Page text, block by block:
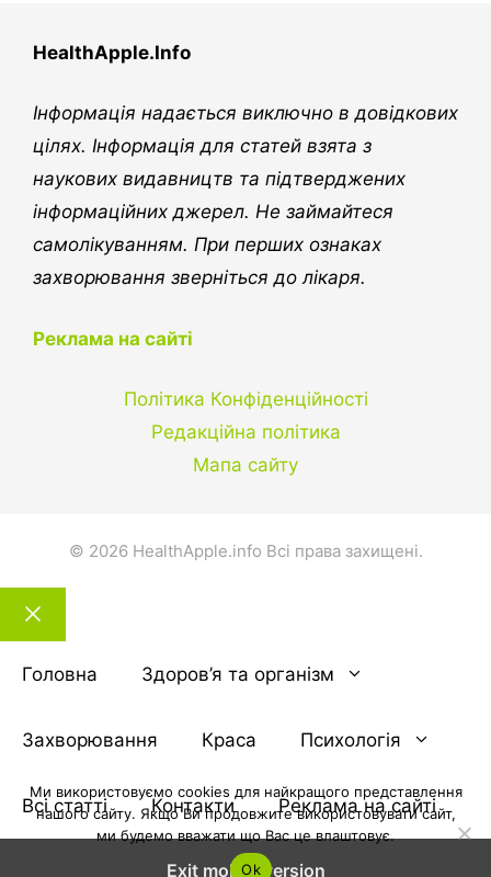
HealthApple.Info
Інформація надається виключно в довідкових
цілях. Інформація для статей взята з
наукових видавництв та підтверджених
інформаційних джерел. Не займайтеся
самолікуванням. При перших ознаках
захворювання зверніться до лікаря.
Реклама на сайті
Політика Конфіденційності
Редакційна політика
Мапа сайту
© 2026 HealthApple.info Всі права захищені.
Закрити
тему
Головна Здоров’я та організм
Захворювання Краса Психологія
Всі статті Контакти Реклама на сайті
Exit mobile version
Ми використовуємо cookies для найкращого представлення
нашого сайту. Якщо Ви продовжите використовувати сайт,
ми будемо вважати що Вас це влаштовує.
Ok